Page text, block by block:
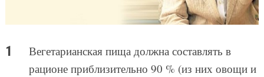
Вегетарианская пища должна составлять в
рационе приблизительно 90 % (из них овощи и